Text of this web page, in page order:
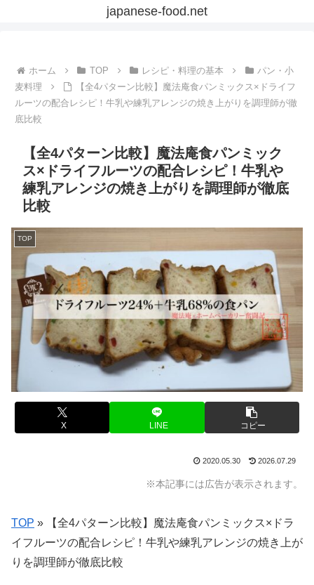
japanese-food.net
ホーム TOP レシピ・料理の基本
パン・小
麦料理
【全4パターン比較】魔法庵食パンミックス×ドライフ
ルーツの配合レシピ！牛乳や練乳アレンジの焼き上がりを調理師が徹
底比較
【全4パターン比較】魔法庵食パンミック
ス×ドライフルーツの配合レシピ！牛乳や
練乳アレンジの焼き上がりを調理師が徹底
比較
TOP
X LINE コピー
2020.05.30 2026.07.29
※本記事には広告が表示されます。
TOP »
【全4パターン比較】魔法庵食パンミックス×ドラ
イフルーツの配合レシピ！牛乳や練乳アレンジの焼き上が
りを調理師が徹底比較